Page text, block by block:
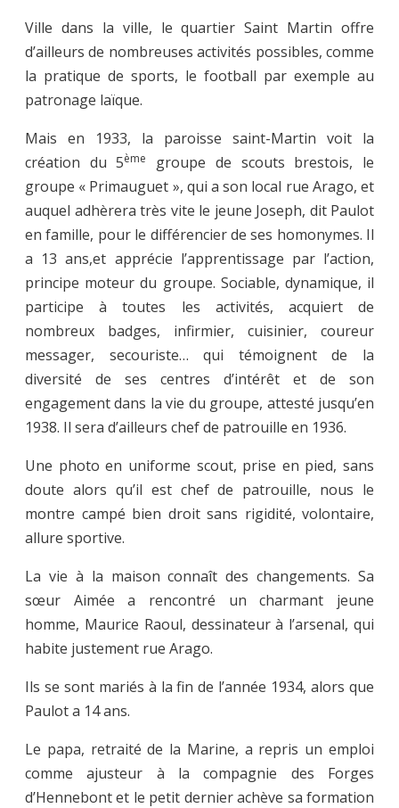
Ville dans la ville, le quartier Saint Martin offre
d’ailleurs de nombreuses activités possibles, comme
la pratique de sports, le football par exemple au
patronage laïque.
Mais en 1933, la paroisse saint-Martin voit la
création du 5ème
groupe de scouts brestois, le
groupe « Primauguet », qui a son local rue Arago, et
auquel adhèrera très vite le jeune Joseph, dit Paulot
en famille, pour le différencier de ses homonymes. Il
a 13 ans,et apprécie l’apprentissage par l’action,
principe moteur du groupe. Sociable, dynamique, il
participe à toutes les activités, acquiert de
nombreux badges, infirmier, cuisinier, coureur
messager, secouriste… qui témoignent de la
diversité de ses centres d’intérêt et de son
engagement dans la vie du groupe, attesté jusqu’en
1938. Il sera d’ailleurs chef de patrouille en 1936.
Une photo en uniforme scout, prise en pied, sans
doute alors qu’il est chef de patrouille, nous le
montre campé bien droit sans rigidité, volontaire,
allure sportive.
La vie à la maison connaît des changements. Sa
sœur Aimée a rencontré un charmant jeune
homme, Maurice Raoul, dessinateur à l’arsenal, qui
habite justement rue Arago.
Ils se sont mariés à la fin de l’année 1934, alors que
Paulot a 14 ans.
Le papa, retraité de la Marine, a repris un emploi
comme ajusteur à la compagnie des Forges
d’Hennebont et le petit dernier achève sa formation